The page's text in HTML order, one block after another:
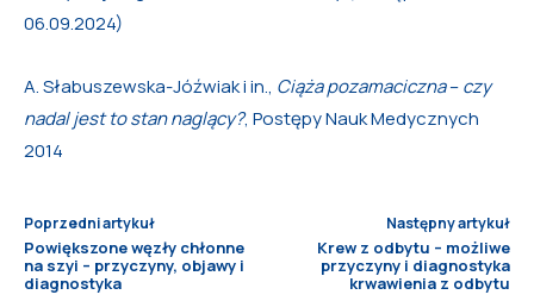
06.09.2024)
A. Słabuszewska-Jóźwiak i in., Ciąża pozamaciczna–czy
nadal jest to stan naglący?, Postępy Nauk Medycznych
2014
Poprzedni artykuł
Powiększone węzły chłonne
na szyi – przyczyny, objawy i
diagnostyka
Następny artykuł
Krew z odbytu – możliwe
przyczyny i diagnostyka
krwawienia z odbytu